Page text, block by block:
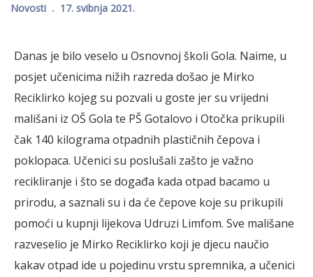
Novosti 17. svibnja 2021.
Danas je bilo veselo u Osnovnoj školi Gola. Naime, u
posjet učenicima nižih razreda došao je Mirko
Reciklirko kojeg su pozvali u goste jer su vrijedni
mališani iz OŠ Gola te PŠ Gotalovo i Otočka prikupili
čak 140 kilograma otpadnih plastičnih čepova i
poklopaca. Učenici su poslušali zašto je važno
recikliranje i što se događa kada otpad bacamo u
prirodu, a saznali su i da će čepove koje su prikupili
pomoći u kupnji lijekova Udruzi Limfom. Sve mališane
razveselio je Mirko Reciklirko koji je djecu naučio
kakav otpad ide u pojedinu vrstu spremnika, a učenici